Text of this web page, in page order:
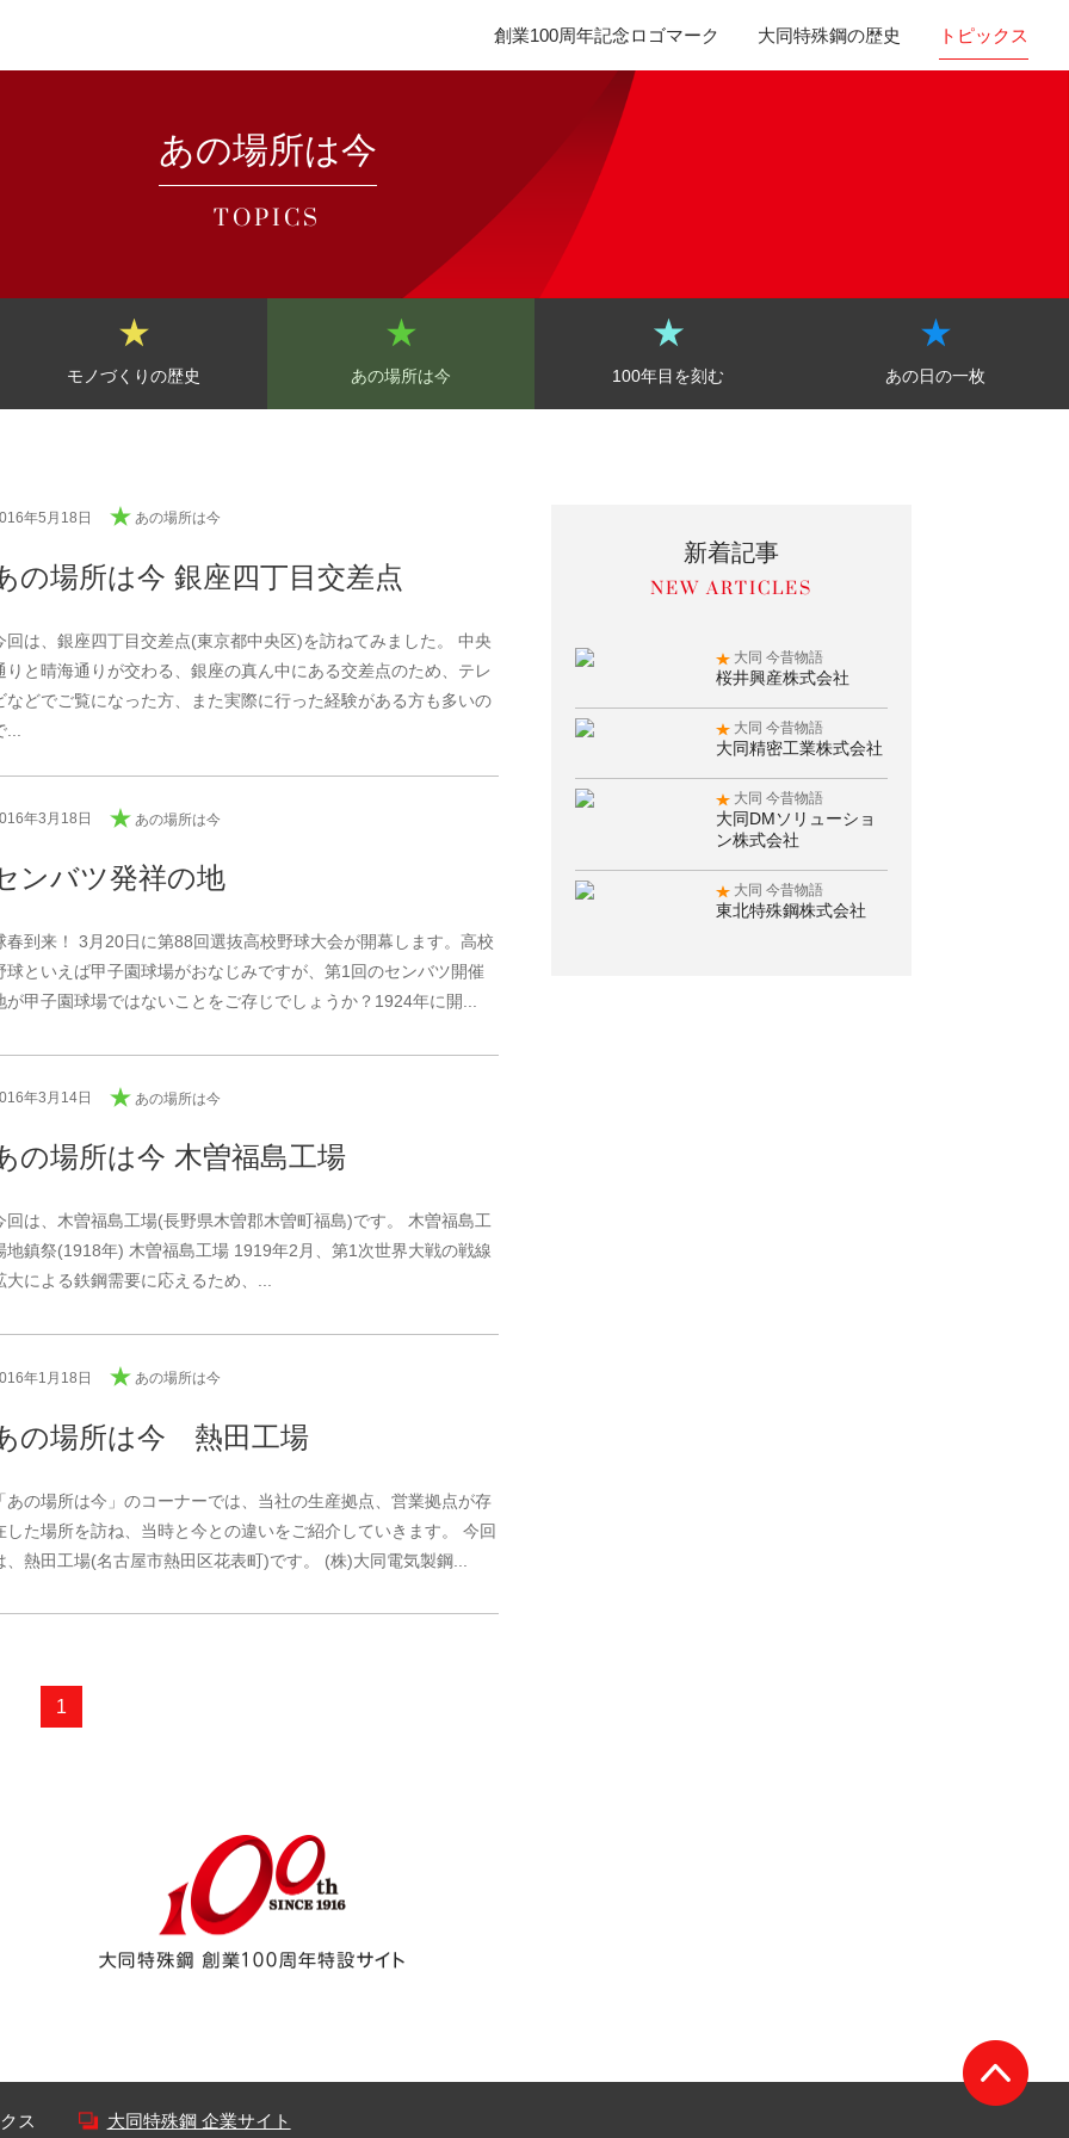
創業100周年記念ロゴマーク 大同特殊鋼の歴史 トピックス
あの場所は今
TOPICS
モノづくりの歴史 あの場所は今 100年目を刻む あの日の一枚
年5月18日 あの場所は今
の場所は今 銀座四丁目交差点
回は、銀座四丁目交差点(東京都中央区)を訪ねてみました。 中央
りと晴海通りが交わる、銀座の真ん中にある交差点のため、テレ
などでご覧になった方、また実際に行った経験がある方も多いの
年3月18日 あの場所は今
ンバツ発祥の地
春到来！ 3月20日に第88回選抜高校野球大会が開幕します。高校
球といえば甲子園球場がおなじみですが、第1回のセンバツ開催
が甲子園球場ではないことをご存じでしょうか？1924年に開...
年3月14日 あの場所は今
の場所は今 木曽福島工場
回は、木曽福島工場(長野県木曽郡木曽町福島)です。 木曽福島工
地鎮祭(1918年) 木曽福島工場 1919年2月、第1次世界大戦の戦線
大による鉄鋼需要に応えるため、...
年1月18日 あの場所は今
の場所は今 熱田工場
あの場所は今」のコーナーでは、当社の生産拠点、営業拠点が存
した場所を訪ね、当時と今との違いをご紹介していきます。 今回
、熱田工場(名古屋市熱田区花表町)です。 (株)大同電気製鋼...
1
新着記事
大同 今昔物語
桜井興産株式会社
大同 今昔物語
大同精密工業株式会社
大同 今昔物語
大同DMソリューショ
ン株式会社
大同 今昔物語
東北特殊鋼株式会社
ス 大同特殊鋼 企業サイト